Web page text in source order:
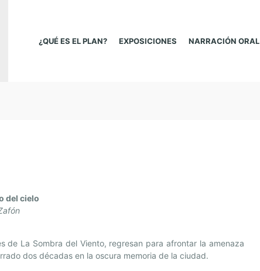
¿QUÉ ES EL PLAN? EXPOSICIONES NARRACIÓN ORAL
del cielo
de La Sombra del Viento, regresan para afrontar la amenaza
dos décadas en la oscura memoria de la ciudad.